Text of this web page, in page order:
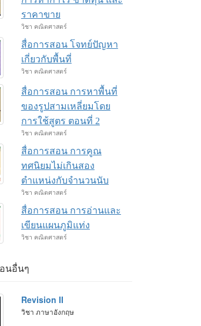
ราคาขาย
วิชา คณิตศาสตร์
สื่อการสอน โจทย์ปัญหา
เกี่ยวกับพื้นที่
วิชา คณิตศาสตร์
สื่อการสอน การหาพื้นที่
ของรูปสามเหลี่ยมโดย
การใช้สูตร ตอนที่ 2
วิชา คณิตศาสตร์
สื่อการสอน การคูณ
ทศนิยมไม่เกินสอง
ตำแหน่งกับจำนวนนับ
วิชา คณิตศาสตร์
สื่อการสอน การอ่านและ
เขียนแผนภูมิแท่ง
วิชา คณิตศาสตร์
นอื่นๆ
Revision II
วิชา ภาษาอังกฤษ